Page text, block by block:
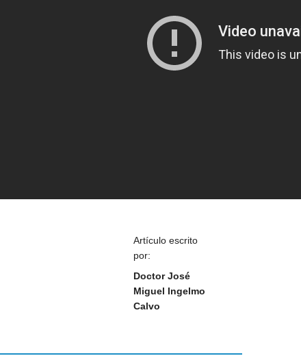
Artículo escrito
por:
Doctor José
Miguel Ingelmo
Calvo